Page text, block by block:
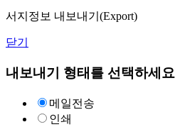
서지정보 내보내기(Export)
닫기
내보내기 형태를 선택하세요
메일전송
인쇄